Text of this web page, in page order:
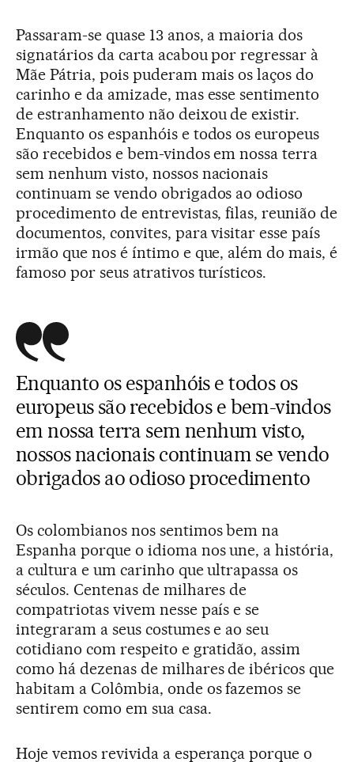
Passaram-se quase 13 anos, a maioria dos
signatários da carta acabou por regressar à
Mãe Pátria, pois puderam mais os laços do
carinho e da amizade, mas esse sentimento
de estranhamento não deixou de existir.
Enquanto os espanhóis e todos os europeus
são recebidos e bem-vindos em nossa terra
sem nenhum visto, nossos nacionais
continuam se vendo obrigados ao odioso
procedimento de entrevistas, filas, reunião de
documentos, convites, para visitar esse país
irmão que nos é íntimo e que, além do mais, é
famoso por seus atrativos turísticos.
Enquanto os espanhóis e todos os
europeus são recebidos e bem-vindos
em nossa terra sem nenhum visto,
nossos nacionais continuam se vendo
obrigados ao odioso procedimento
Os colombianos nos sentimos bem na
Espanha porque o idioma nos une, a história,
a cultura e um carinho que ultrapassa os
séculos. Centenas de milhares de
compatriotas vivem nesse país e se
integraram a seus costumes e ao seu
cotidiano com respeito e gratidão, assim
como há dezenas de milhares de ibéricos que
habitam a Colômbia, onde os fazemos se
sentirem como em sua casa.
Hoje vemos revivida a esperança porque o